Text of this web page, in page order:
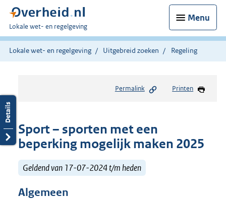
Menu
U
bent
hier:
Lokale wet- en regelgeving
Lokale wet- en regelgeving Uitgebreid zoeken Regeling
Permalink Printen
Sport – sporten met een
beperking mogelijk maken 2025
Geldend van 17-07-2024 t/m heden
Algemeen